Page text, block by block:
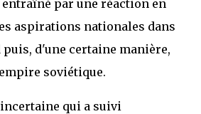
par une réaction en
aspirations nationales dans
puis, d'une certaine manière,
soviétique.
qui a suivi